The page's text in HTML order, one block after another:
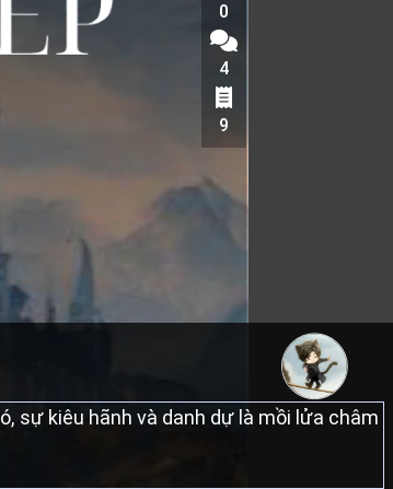
0
4
9
sự kiêu hãnh và danh dự là mồi lửa châm